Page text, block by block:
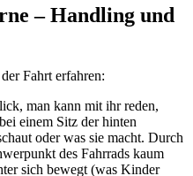
– Handling und
Fahrt erfahren:
man kann mit ihr reden,
einem Sitz der hinten
oder was sie macht. Durch
des Fahrrads kaum
sich bewegt (was Kinder